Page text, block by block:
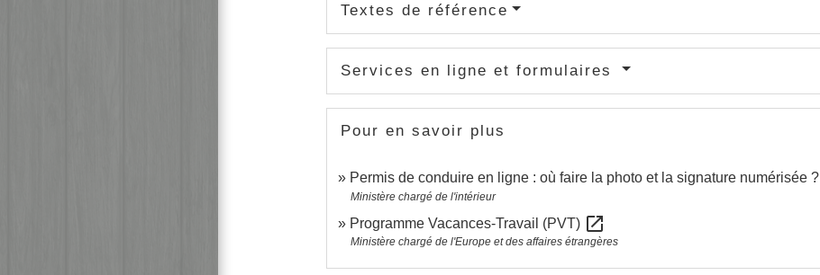
Textes de référence
Services en ligne et formulaires
Pour en savoir plus
Permis de conduire en ligne : où faire la photo et la signature numérisée ?
Ministère chargé de l'intérieur
Programme Vacances-Travail (PVT) open_in_new
Ministère chargé de l'Europe et des affaires étrangères